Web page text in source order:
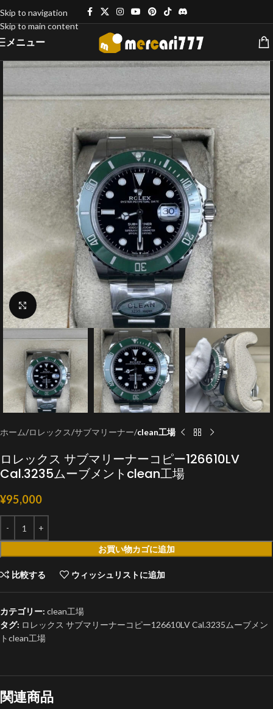
Skip to navigation
Skip to main content
メニュー
クリックで拡大
ホーム ロレックス サブマリーナー clean工場
ロレックス サブマリーナーコピー126610LV
Cal.3235ムーブメントclean工場
¥95,000
お買い物カゴに追加
比較する ウィッシュリストに追加
カテゴリー: clean工場
タグ: ロレックス サブマリーナーコピー126610LV Cal.3235ムーブメン
トclean工場
関連商品